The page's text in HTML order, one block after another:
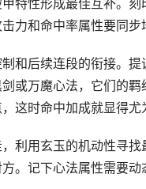
特性形成最佳互补。
力和命中率属性要同步
和后续连段的衔接。
或万魔心法，它们的
这时命中加成就显得尤
利用玄玉的机动性寻
。记下心法属性需要